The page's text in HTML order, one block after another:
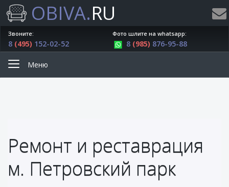
OBIVA.RU
Звоните:
8 (495) 152-02-52
Фото шлите на whatsapp:
8 (985) 876-95-88
Меню
Ремонт и реставрация
м. Петровский парк